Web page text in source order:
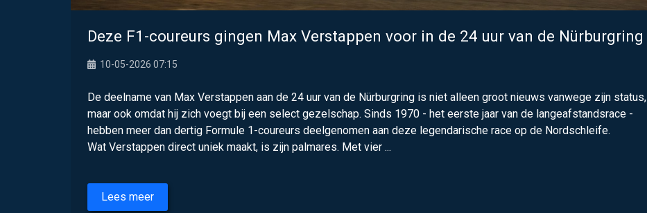
Deze F1-coureurs gingen Max Verstappen voor in de 24 uur van de Nürburgring
10-05-2026 07:15
De deelname van Max Verstappen aan de 24 uur van de Nürburgring is niet alleen groot nieuws vanwege zijn status,
maar ook omdat hij zich voegt bij een select gezelschap. Sinds 1970 - het eerste jaar van de langeafstandsrace -
hebben meer dan dertig Formule 1-coureurs deelgenomen aan deze legendarische race op de Nordschleife.
Wat Verstappen direct uniek maakt, is zijn palmares. Met vier ...
Lees meer